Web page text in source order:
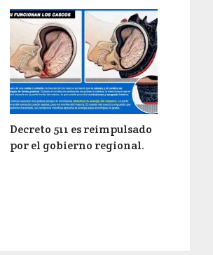
Decreto 511 es reimpulsado
por el gobierno regional.